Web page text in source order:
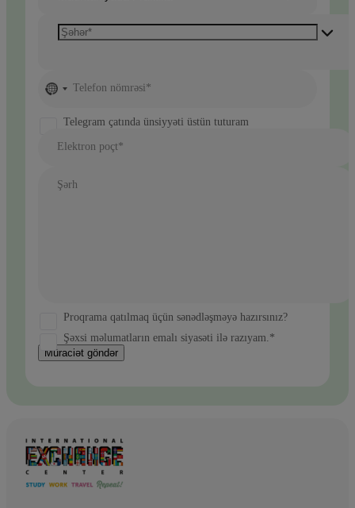
No
selected
Telefon nömrəsi*
Telegram çatında ünsiyyəti üstün tuturam
Elektron poçt*
Şərh
Proqrama qatılmaq üçün sənədləşməyə hazırsınız?
Şəxsi məlumatların emalı siyasəti ilə razıyam.*
Müraciət göndər